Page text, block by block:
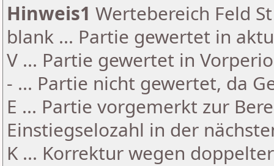
Hinweis1 Wertebereich Feld
blank ... Partie gewertet in
V ... Partie gewertet in
- ... Partie nicht gewertet, da
E ... Partie vorgemerkt zur
Einstiegselozahl in der
K ... Korrektur wegen